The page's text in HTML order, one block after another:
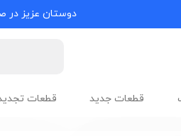
دوستان عزیز در
قطعات جدید قطعات